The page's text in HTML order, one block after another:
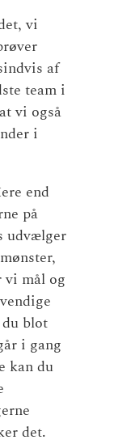
vi
af
team i
vi også
i
end
på
udvælger
vi mål og
blot
i gang
kan du
det.